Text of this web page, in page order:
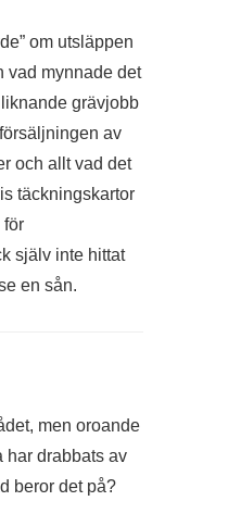
om utsläppen
vad mynnade det
grävjobb
av
och allt vad det
täckningskartor
för
själv inte hittat
en sån.
men oroande
har drabbats av
beror det på?